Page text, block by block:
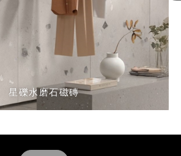
佩特拉石紋磚_墨岩灰
星礫水磨石磁磚
佩特拉石紋磚_靜石米
微石清水泥磁磚